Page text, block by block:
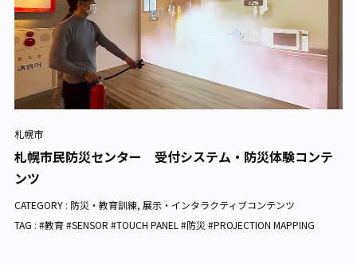
札幌市
札幌市民防災センター 受付システム・防災体験コンテ
ンツ
CATEGORY : 防災・教育訓練, 展示・インタラクティブコンテンツ
TAG : #教育 #SENSOR #TOUCH PANEL #防災 #PROJECTION MAPPING